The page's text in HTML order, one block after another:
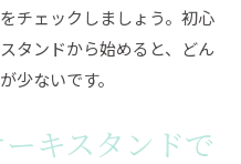
チェックしましょう。初心
タンドから始めると、どん
少ないです。
キスタンドで